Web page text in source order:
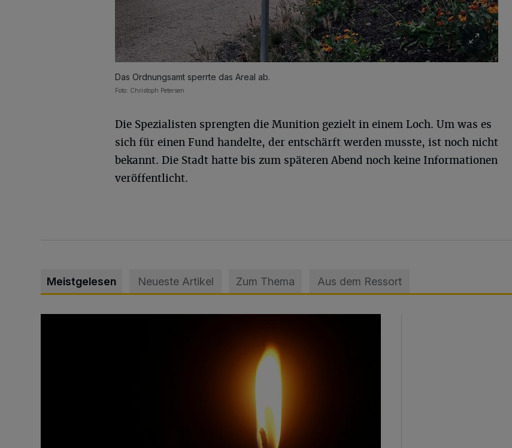
Das Ordnungsamt sperrte das Areal ab.
Foto: Christoph Petersen
Die Spezialisten sprengten die Munition gezielt in einem Loch. Um was es
sich für einen Fund handelte, der entschärft werden musste, ist noch nicht
bekannt. Die Stadt hatte bis zum späteren Abend noch keine Informationen
veröffentlicht.
Meistgelesen Neueste Artikel Zum Thema Aus dem Ressort